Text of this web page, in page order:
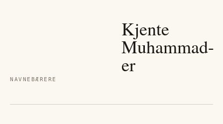
NAVNEBÆRERE
Kjente
Muhammad-
er